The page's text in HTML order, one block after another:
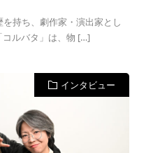
持ち、劇作家・演出家とし
コルバタ」は、物 […]
インタビュー